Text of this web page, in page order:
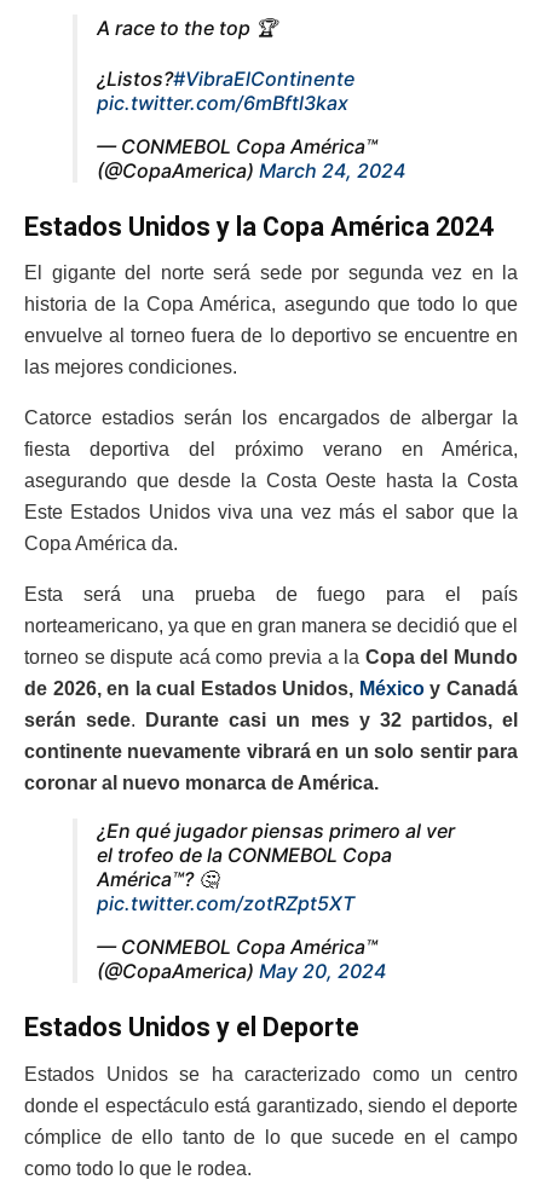
A race to the top 🏆
¿Listos?#VibraElContinente
pic.twitter.com/6mBftl3kax
— CONMEBOL Copa América™️
(@CopaAmerica) March 24, 2024
Estados Unidos y la Copa América 2024
El gigante del norte será sede por segunda vez en la
historia de la Copa América, asegundo que todo lo que
envuelve al torneo fuera de lo deportivo se encuentre en
las mejores condiciones.
Catorce estadios serán los encargados de albergar la
fiesta deportiva del próximo verano en América,
asegurando que desde la Costa Oeste hasta la Costa
Este Estados Unidos viva una vez más el sabor que la
Copa América da.
Esta será una prueba de fuego para el país
norteamericano, ya que en gran manera se decidió que el
torneo se dispute acá como previa a la Copa del Mundo
de 2026, en la cual Estados Unidos, Méxicoy Canadá
serán sede.
Durante casi un mes y 32 partidos, el
continente nuevamente vibrará en un solo sentir para
coronar al nuevo monarca de América.
¿En qué jugador piensas primero al ver
el trofeo de la CONMEBOL Copa
América™? 🤔
pic.twitter.com/zotRZpt5XT
— CONMEBOL Copa América™️
(@CopaAmerica) May 20, 2024
Estados Unidos y el Deporte
Estados Unidos se ha caracterizado como un centro
donde el espectáculo está garantizado, siendo el deporte
cómplice de ello tanto de lo que sucede en el campo
como todo lo que le rodea.